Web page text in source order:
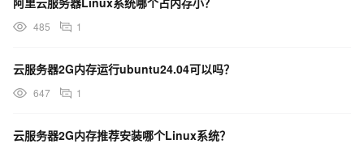
485 1
云服务器2G内存运行ubuntu24.04可以吗？
647 1
云服务器2G内存推荐安装哪个Linux系统？